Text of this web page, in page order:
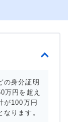
の身分証明
万円を超え
が100万円
ります。